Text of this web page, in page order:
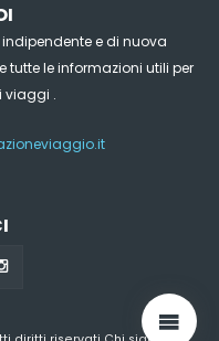
e di nuova
tutte le informazioni utili per
viaggi .